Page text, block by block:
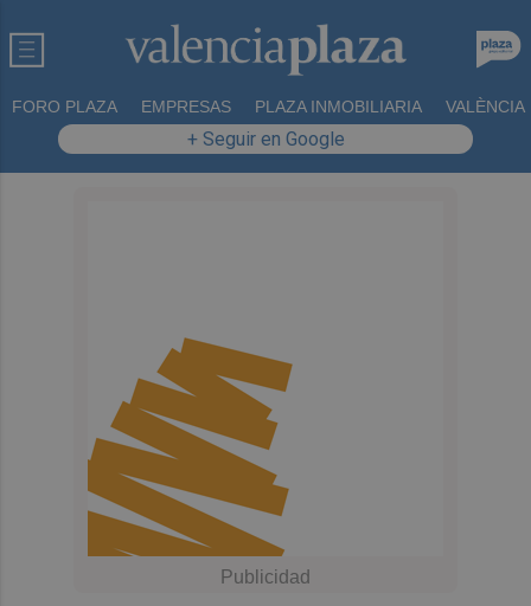
FORO PLAZA EMPRESAS PLAZA INMOBILIARIA VALÈNCIA
+ Seguir en Google